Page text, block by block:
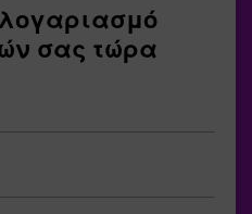
λογαριασμό
σας τώρα